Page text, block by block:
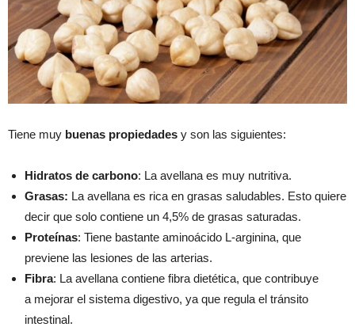
Tiene muy buenas propiedades y son las siguientes:
Hidratos de carbono: La avellana es muy nutritiva.
Grasas: La avellana es rica en grasas saludables. Esto quiere
decir que solo contiene un 4,5% de grasas saturadas.
Proteínas: Tiene bastante aminoácido L-arginina, que
previene las lesiones de las arterias.
Fibra: La avellana contiene fibra dietética, que contribuye
a mejorar el sistema digestivo, ya que regula el tránsito
intestinal.